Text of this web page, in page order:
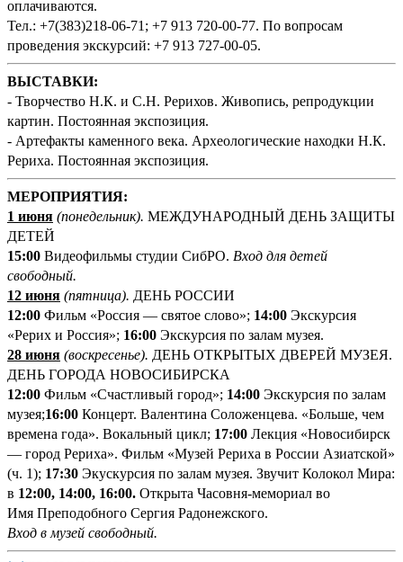
оплачиваются.
Тел.: +7(383)218-06-71; +7 913 720-00-77. По вопросам
проведения экскурсий: +7 913 727-00-05.
ВЫСТАВКИ:
- Творчество Н.К. и С.Н. Рерихов. Живопись, репродукции
картин. Постоянная экспозиция.
- Артефакты каменного века. Археологические находки Н.К.
Рериха. Постоянная экспозиция.
МЕРОПРИЯТИЯ:
1 июня (понедельник). МЕЖДУНАРОДНЫЙ ДЕНЬ ЗАЩИТЫ
ДЕТЕЙ
15:00 Видеофильмы студии СибРО. Вход для детей
свободный.
12 июня (пятница). ДЕНЬ РОССИИ
12:00 Фильм «Россия ― святое слово»; 14:00 Экскурсия
«Рерих и Россия»; 16:00 Экскурсия по залам музея.
28 июня (воскресенье). ДЕНЬ ОТКРЫТЫХ ДВЕРЕЙ МУЗЕЯ.
ДЕНЬ ГОРОДА НОВОСИБИРСКА
12:00 Фильм «Счастливый город»; 14:00 Экскурсия по залам
музея;16:00 Концерт. Валентина Соложенцева. «Больше, чем
времена года». Вокальный цикл; 17:00 Лекция «Новосибирск
— город Рериха». Фильм «Музей Рериха в России Азиатской»
(ч. 1); 17:30 Экускурсия по залам музея. Звучит Колокол Мира:
в 12:00, 14:00, 16:00. Открыта Часовня-мемориал во
Имя Преподобного Сергия Радонежского.
Вход в музей свободный.